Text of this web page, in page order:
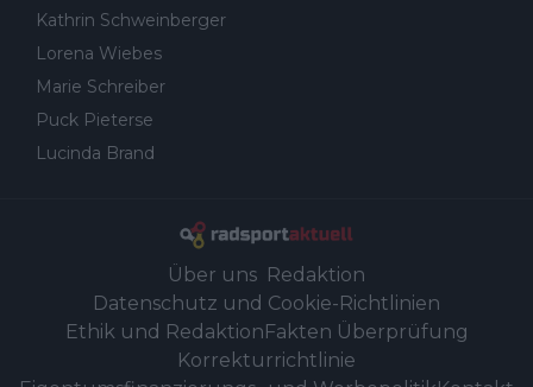
Kathrin Schweinberger
Lorena Wiebes
Marie Schreiber
Puck Pieterse
Lucinda Brand
Über uns Redaktion
Datenschutz und Cookie-Richtlinien
Ethik und RedaktionFakten Überprüfung
Korrekturrichtlinie